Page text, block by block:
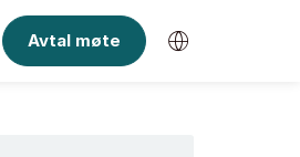
Avtal møte